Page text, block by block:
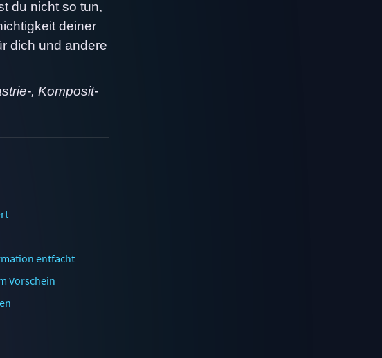
du nicht so tun,
deiner
dich und andere
, Komposit-
entfacht
Vorschein